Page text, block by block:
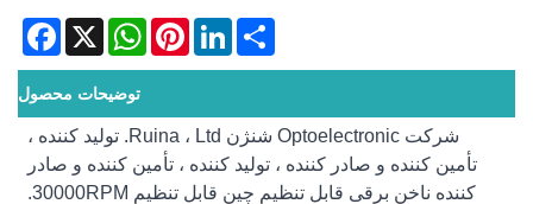
X
WhatsAppPinterestLinkedInShare
توضیحات محصول
شرکت Optoelectronic شنژن Ruina ، Ltd. تولید کننده ،
تأمین کننده و صادر کننده ، تولید کننده ، تأمین کننده و صادر
کننده ناخن برقی قابل تنظیم چین قابل تنظیم 30000RPM.